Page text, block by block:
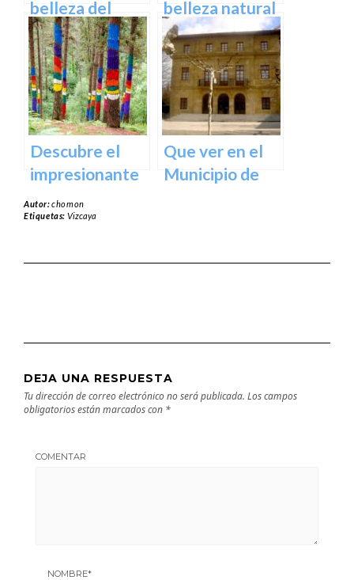
belleza del
Santuario de
Arantzazu en
Guipuzcoa –
Guía turística y
cultural
belleza natural
del Parque
Natural de
Aralar en tu
próxima
escapada
Descubre el
impresionante
arte natural del
Bosque de Oma
Que ver en el
Municipio de
Autor:chomon
Etiquetas: Vizcaya
DEJA UNA RESPUESTA
Tu dirección de correo electrónico no será publicada. Los campos
obligatorios están marcados con *
COMENTAR
NOMBRE*